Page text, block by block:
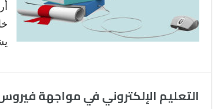
التعليم الإلكتروني في مواجهة